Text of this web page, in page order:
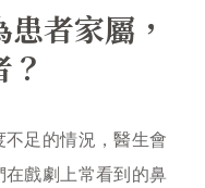
者家屬，
足的情況，醫生會
戲劇上常看到的鼻